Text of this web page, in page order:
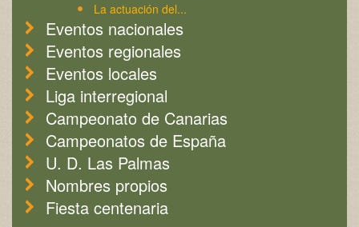
La actuación del...
Eventos nacionales
Eventos regionales
Eventos locales
Liga interregional
Campeonato de Canarias
Campeonatos de España
U. D. Las Palmas
Nombres propios
Fiesta centenaria